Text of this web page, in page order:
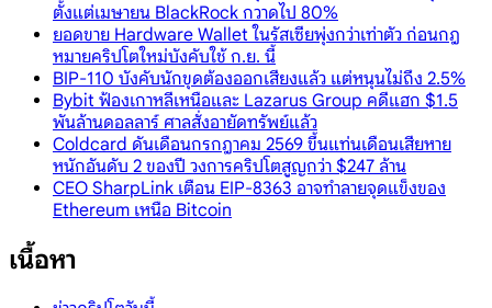
ตั้งแต่เมษายน BlackRock กวาดไป 80%
ยอดขาย Hardware Wallet ในรัสเซียพุ่งกว่าเท่าตัว ก่อนกฎ
หมายคริปโตใหม่บังคับใช้ ก.ย. นี้
BIP-110 บังคับนักขุดต้องออกเสียงแล้ว แต่หนุนไม่ถึง 2.5%
Bybit ฟ้องเกาหลีเหนือและ Lazarus Group คดีแฮก $1.5
พันล้านดอลลาร์ ศาลสั่งอายัดทรัพย์แล้ว
Coldcard ดันเดือนกรกฎาคม 2569 ขึ้นแท่นเดือนเสียหาย
หนักอันดับ 2 ของปี วงการคริปโตสูญกว่า $247 ล้าน
CEO SharpLink เตือน EIP-8363 อาจทำลายจุดแข็งของ
Ethereum เหนือ Bitcoin
เนื้อหา